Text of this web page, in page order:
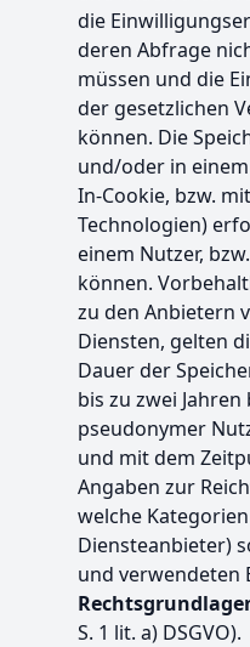
die
deren Abfrage
müssen und die
der gesetzlichen
können. Die
und/oder in
In-Cookie, bzw.
Technologien)
einem Nutzer,
können.
zu den Anbietern
Diensten, gelten
Dauer der
bis zu zwei
pseudonymer
und mit dem
Angaben zur
welche
Diensteanbieter)
und verwendeten
S. 1 lit. a) DSGVO).